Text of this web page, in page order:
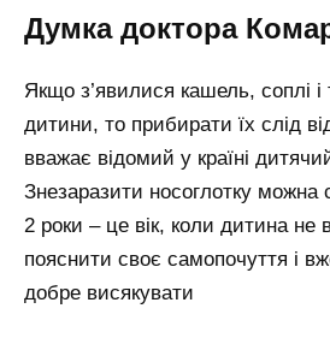
Думка доктора
Якщо з’явилися кашель, соплі
дитини, то прибирати їх слід
вважає відомий у країні
Знезаразити носоглотку
2 роки – це вік, коли дитина не
пояснити своє самопочуття і
добре висякувати